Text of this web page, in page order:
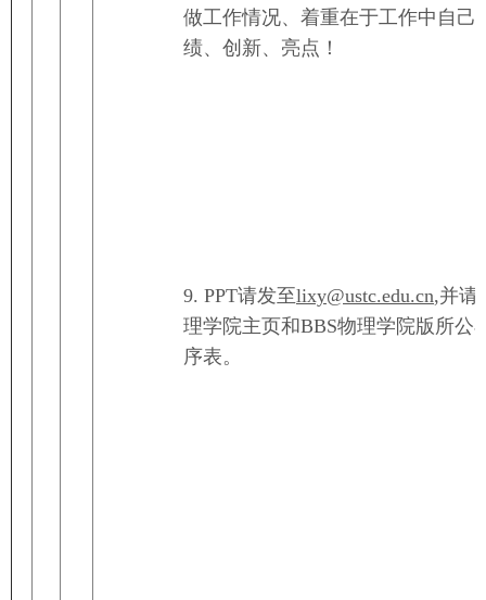
做工作情况、着重在于工作中自己
绩、创新、亮点！
9. PPT请发至lixy@ustc.edu.cn,并请
理学院主页和BBS物理学院版所公
序表。